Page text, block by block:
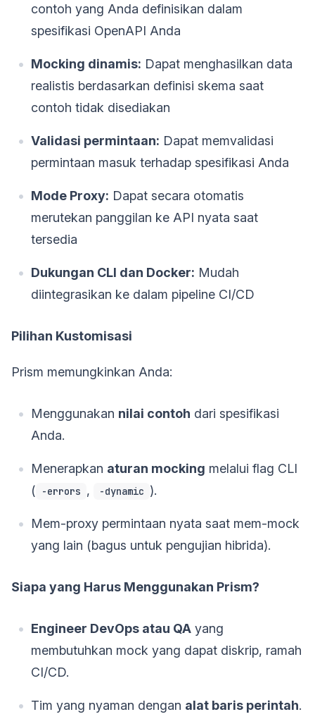
contoh yang Anda definisikan dalam
spesifikasi OpenAPI Anda
Mocking dinamis: Dapat menghasilkan data
realistis berdasarkan definisi skema saat
contoh tidak disediakan
Validasi permintaan: Dapat memvalidasi
permintaan masuk terhadap spesifikasi Anda
Mode Proxy: Dapat secara otomatis
merutekan panggilan ke API nyata saat
tersedia
Dukungan CLI dan Docker: Mudah
diintegrasikan ke dalam pipeline CI/CD
Pilihan Kustomisasi
Prism memungkinkan Anda:
Menggunakan nilai contoh dari spesifikasi
Anda.
Menerapkan aturan mocking melalui flag CLI
(
-errors , -dynamic ).
Mem-proxy permintaan nyata saat mem-mock
yang lain (bagus untuk pengujian hibrida).
Siapa yang Harus Menggunakan Prism?
Engineer DevOps atau QA yang
membutuhkan mock yang dapat diskrip, ramah
CI/CD.
Tim yang nyaman dengan alat baris perintah.